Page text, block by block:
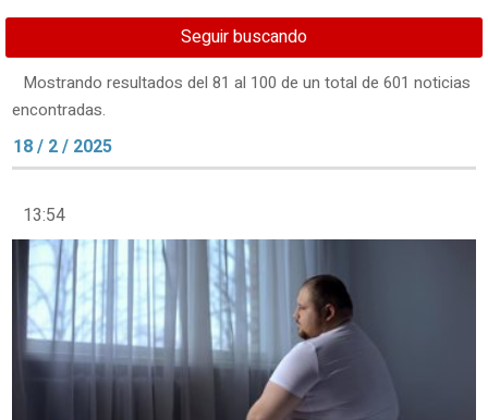
Seguir buscando
Mostrando resultados del 81 al 100 de un total de 601 noticias
encontradas.
18 / 2 / 2025
13:54